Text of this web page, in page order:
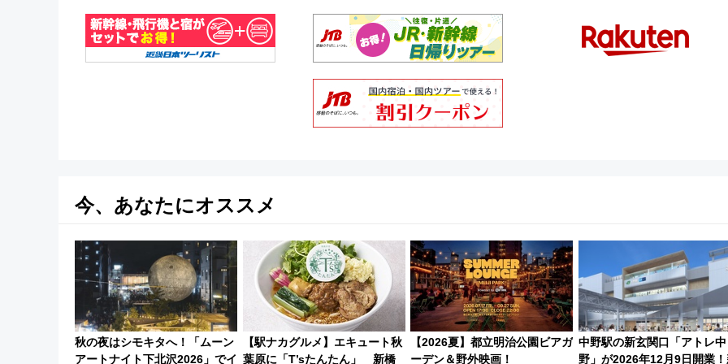
今、あなたにオススメ
秋の夜はシモキタへ！「ムーン
アートナイト下北沢2026」でイ
【駅ナカグルメ】エキュート秋
葉原に「T’sたんたん」 新橋
【2026夏】都立明治公園ビアガ
ーデン＆野外映画！
中野駅の新玄関口「アトレ中
野」が2026年12月9日開業